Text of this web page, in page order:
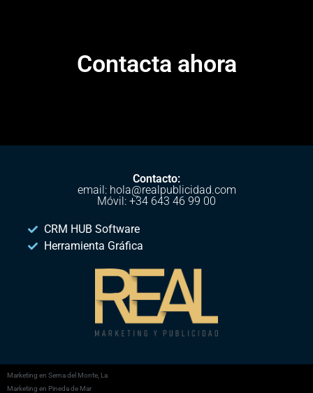
Contacta ahora
Contacto:
email: hola@realpublicidad.com
Móvil: +34 643 46 99 00
CRM HUB Software
Herramienta Gráfica
Marketing en Serna del Monte, La
Marketing en Pineda de Mar